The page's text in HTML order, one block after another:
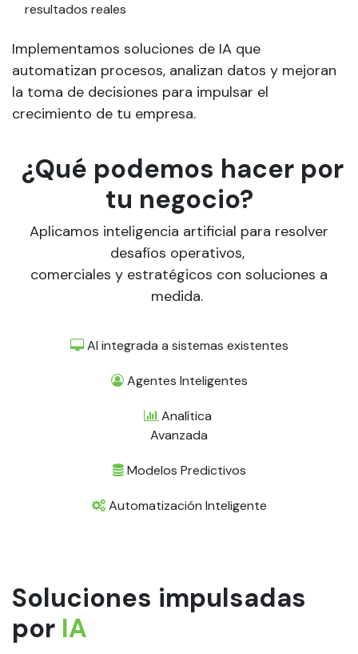
resultados reales
Implementamos soluciones de IA que
automatizan procesos, analizan datos y mejoran
la toma de decisiones para impulsar el
crecimiento de tu empresa.
¿Qué podemos hacer por
tu negocio?
Aplicamos inteligencia artificial para resolver
desafíos operativos,
comerciales y estratégicos con soluciones a
medida.
AI integrada a sistemas existentes
Agentes Inteligentes
Analítica
Avanzada
Modelos Predictivos
Automatización Inteligente
Soluciones impulsadas
por IA